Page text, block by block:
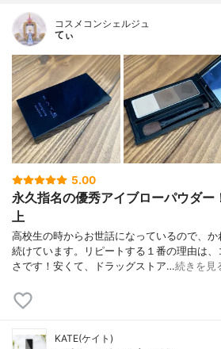
コスメコンシェルジュ
てぃ
5.00
永久指名の優秀アイブローパウダー
上
高校生の時からお世話になっているので、
続けています。リピートする１番の理由は
さです！安くて、ドラッグストア…続きを見
KATE(ケイト)